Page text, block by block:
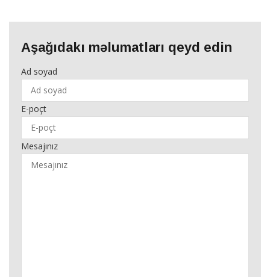
Aşağıdakı məlumatları qeyd edin
Ad soyad
E-poçt
Mesajınız